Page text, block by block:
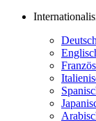
Deutsch